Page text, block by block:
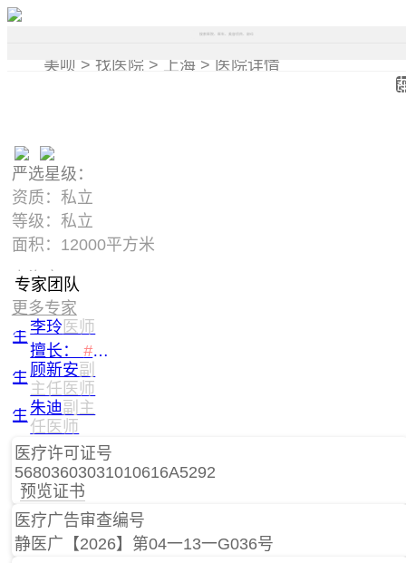
搜索医院、医生、美容项目、部位
美呗 > 找医院 > 上海 > 医院详情
严选星级：
资质：私立
等级：私立
面积：12000平方米
上海市闸北区梅园路88号
专家团队
更多专家
李玲 医师
擅长：#肉毒素
顾新安副
主任医师
朱迪副主
任医师
医疗许可证号
56803603031010616A5292
预览证书
医疗广告审查编号
静医广【2026】第04一13一G036号